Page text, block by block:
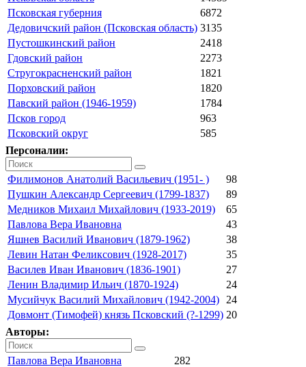
Псковская губерния
6872
Дедовичский район (Псковская область) 3135
Пустошкинский район
2418
Гдовский район
2273
Стругокрасненский район
1821
Порховский район
1820
Павский район (1946-1959)
1784
Псков город
963
Псковский округ
585
Персоналии:
Филимонов Анатолий Васильевич (1951- )
98
Пушкин Александр Сергеевич (1799-1837)
89
Медников Михаил Михайлович (1933-2019)
65
Павлова Вера Ивановна
43
Яшнев Василий Иванович (1879-1962)
38
Левин Натан Феликсович (1928-2017)
35
Василев Иван Иванович (1836-1901)
27
Ленин Владимир Ильич (1870-1924)
24
Мусийчук Василий Михайлович (1942-2004)
24
Довмонт (Тимофей) князь Псковский (?-1299) 20
Авторы:
Павлова Вера Ивановна
282